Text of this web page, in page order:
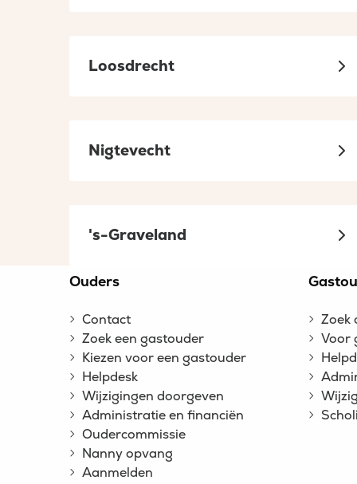
Loosdrecht
Nigtevecht
's-Graveland
footer
Ouders
Contact
Zoek een gastouder
Kiezen voor een gastouder
Helpdesk
Wijzigingen doorgeven
Administratie en financiën
Oudercommissie
Nanny opvang
Aanmelden
Zoek
Voor